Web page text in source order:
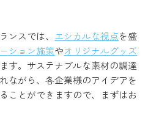
ンスでは、 エシカルな視点を盛
ション施策やオリジナルグッズ
す。サステナブルな素材の調達
ながら、各企業様のアイデアを
ことができますので、まずはお